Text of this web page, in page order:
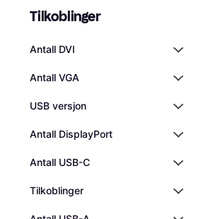
Tilkoblinger
Antall DVI
Antall VGA
USB versjon
Antall DisplayPort
Antall USB-C
Tilkoblinger